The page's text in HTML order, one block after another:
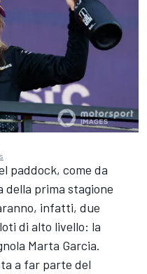
paddock, come da
della prima stagione
infatti, due
di alto livello: la
Marta Garcia.
a far parte del